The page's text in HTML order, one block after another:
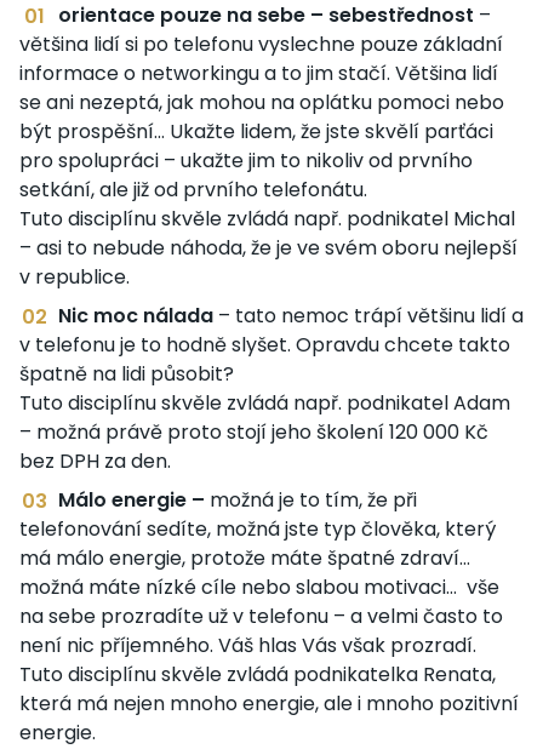
orientace pouze na sebe – sebestřednost –
většina lidí si po telefonu vyslechne pouze základní
informace o networkingu a to jim stačí. Většina lidí
se ani nezeptá, jak mohou na oplátku pomoci nebo
být prospěšní… Ukažte lidem, že jste skvělí parťáci
pro spolupráci – ukažte jim to nikoliv od prvního
setkání, ale již od prvního telefonátu.
Tuto disciplínu skvěle zvládá např. podnikatel Michal
– asi to nebude náhoda, že je ve svém oboru nejlepší
v republice.
Nic moc nálada – tato nemoc trápí většinu lidí a
v telefonu je to hodně slyšet. Opravdu chcete takto
špatně na lidi působit?
Tuto disciplínu skvěle zvládá např. podnikatel Adam
– možná právě proto stojí jeho školení 120 000 Kč
bez DPH za den.
Málo energie – možná je to tím, že při
telefonování sedíte, možná jste typ člověka, který
má málo energie, protože máte špatné zdraví…
možná máte nízké cíle nebo slabou motivaci… vše
na sebe prozradíte už v telefonu – a velmi často to
není nic příjemného. Váš hlas Vás však prozradí.
Tuto disciplínu skvěle zvládá podnikatelka Renata,
která má nejen mnoho energie, ale i mnoho pozitivní
energie.